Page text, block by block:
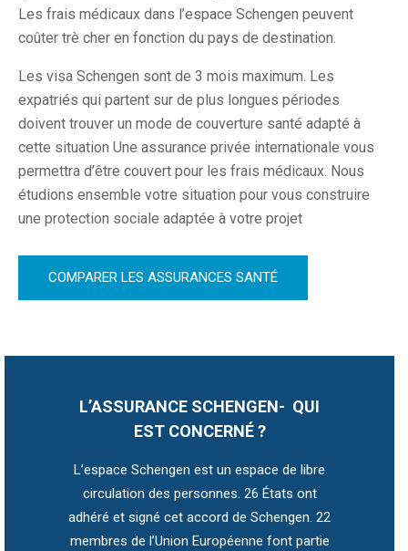
L’ASSURANCE SCHENGEN- QUI
EST CONCERNÉ ?
L’espace Schengen est un espace de libre
circulation des personnes. 26 États ont
adhéré et signé cet accord de Schengen. 22
membres de l’Union Européenne font partie
Les frais médicaux dans l’espace Schengen peuvent
coûter trè cher en fonction du pays de destination.
Les visa Schengen sont de 3 mois maximum. Les
expatriés qui partent sur de plus longues périodes
doivent trouver un mode de couverture santé adapté à
cette situation Une assurance privée internationale vous
permettra d’être couvert pour les frais médicaux. Nous
étudions ensemble votre situation pour vous construire
une protection sociale adaptée à votre projet
COMPARER LES ASSURANCES SANTÉ